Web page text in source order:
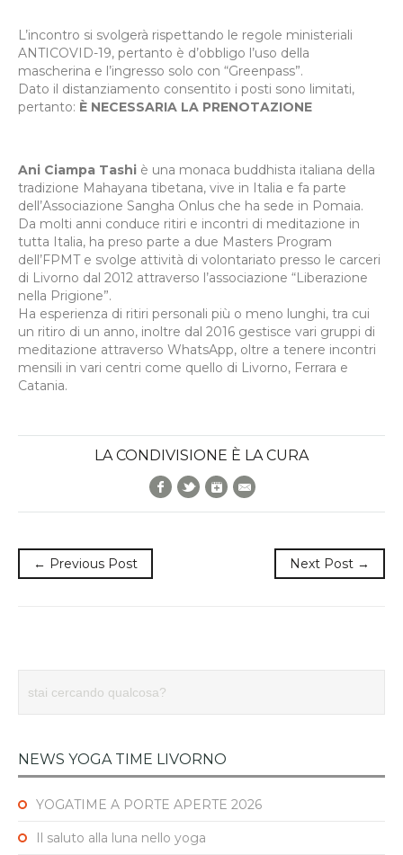
L’incontro si svolgerà rispettando le regole ministeriali
ANTICOVID-19, pertanto è d’obbligo l’uso della
mascherina e l’ingresso solo con “Greenpass”.
Dato il distanziamento consentito i posti sono limitati,
pertanto: È NECESSARIA LA PRENOTAZIONE
Ani Ciampa Tashi è una monaca buddhista italiana della
tradizione Mahayana tibetana, vive in Italia e fa parte
dell’Associazione Sangha Onlus che ha sede in Pomaia.
Da molti anni conduce ritiri e incontri di meditazione in
tutta Italia, ha preso parte a due Masters Program
dell’FPMT e svolge attività di volontariato presso le carceri
di Livorno dal 2012 attraverso l’associazione “Liberazione
nella Prigione”.
Ha esperienza di ritiri personali più o meno lunghi, tra cui
un ritiro di un anno, inoltre dal 2016 gestisce vari gruppi di
meditazione attraverso WhatsApp, oltre a tenere incontri
mensili in vari centri come quello di Livorno, Ferrara e
Catania.
LA CONDIVISIONE È LA CURA
Facebook
TwitterGoogle+
← Previous Post Next Post →
NEWS YOGA TIME LIVORNO
YOGATIME A PORTE APERTE 2026
Il saluto alla luna nello yoga